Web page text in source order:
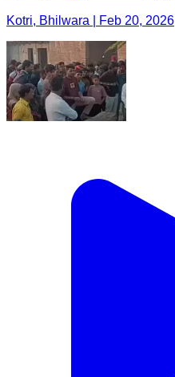
Kotri, Bhilwara | Feb 20, 2026